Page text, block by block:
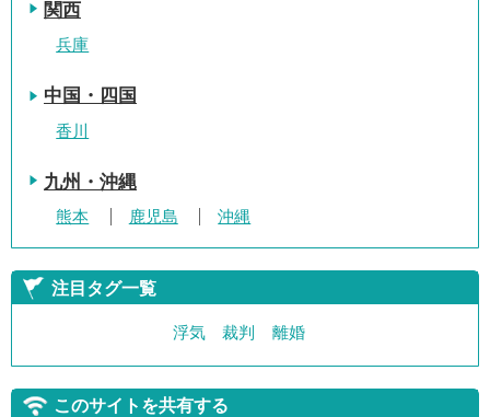
関西
兵庫
中国・四国
香川
九州・沖縄
熊本 鹿児島 沖縄
注目タグ一覧
浮気 裁判 離婚
このサイトを共有する